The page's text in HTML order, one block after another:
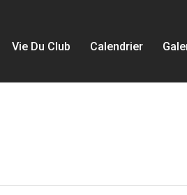
Vie Du Club Calendrier